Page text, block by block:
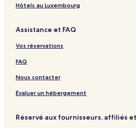
Hôtels au Luxembourg
Assistance et FAQ
Vos réservations
FAQ
Nous contacter
Évaluer un hébergement
Réservé aux fournisseurs, affiliés